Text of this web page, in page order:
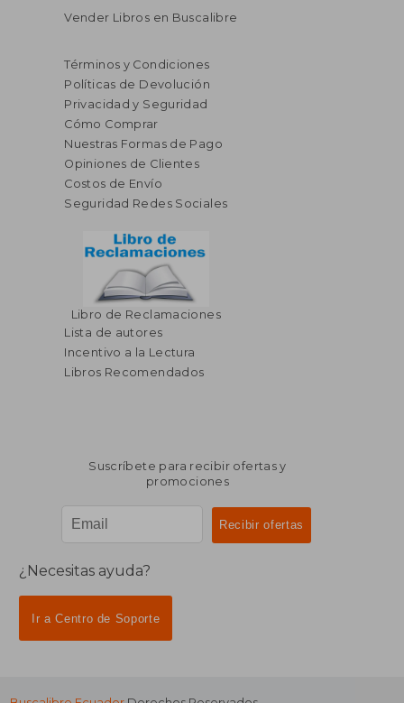
Vender Libros en Buscalibre
Términos y Condiciones
Políticas de Devolución
Privacidad y Seguridad
Cómo Comprar
Nuestras Formas de Pago
Opiniones de Clientes
Costos de Envío
Seguridad Redes Sociales
Libro de Reclamaciones
Lista de autores
Incentivo a la Lectura
Libros Recomendados
Suscríbete para recibir ofertas y
promociones
¿Necesitas ayuda?
Ir a Centro de Soporte